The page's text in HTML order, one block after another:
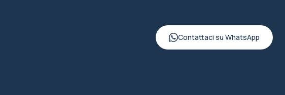
Contattaci su WhatsApp